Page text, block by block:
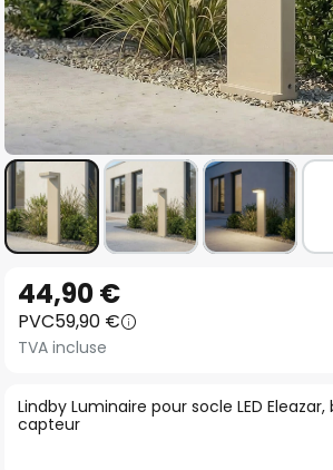
to
the
beginning
the
images
Lindby Luminaire pour socle LED
capteur
44,90 €
PVC59,90 €
TVA incluse